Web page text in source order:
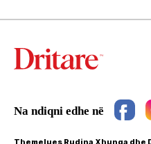
Themelues Rudina Xhunga dhe